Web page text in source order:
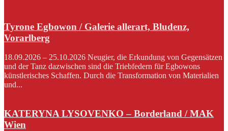
Tyrone Egbowon / Galerie allerart, Bludenz,
Vorarlberg
18.09.2026 – 25.10.2026 Neugier, die Erkundung von Gegensätzen
und der Tanz dazwischen sind die Triebfedern für Egbowons
künstlerisches Schaffen. Durch die Transformation von Materialien
und...
KATERYNA LYSOVENKO – Borderland / MAK
Wien